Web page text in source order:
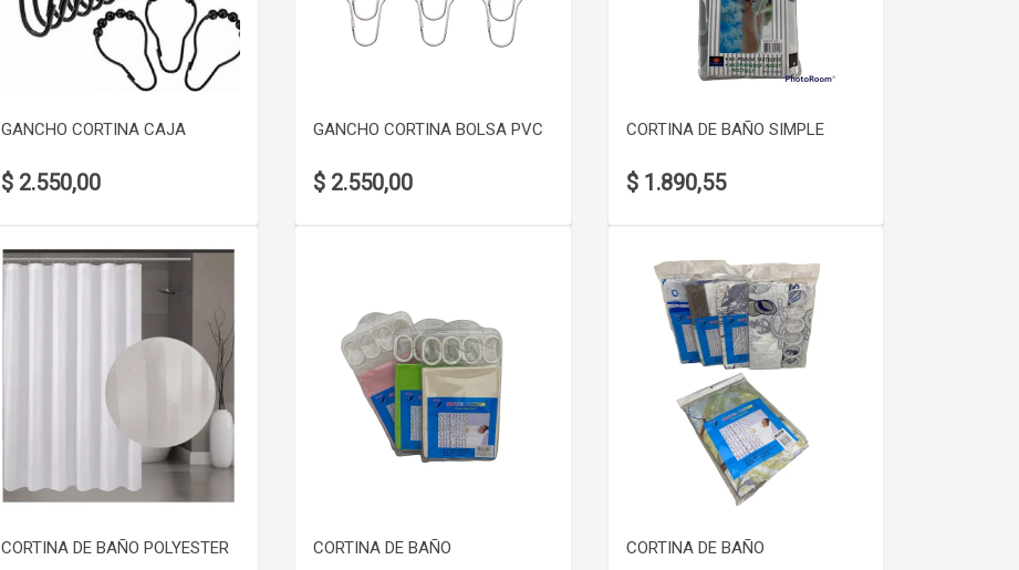
GANCHO CORTINA CAJA
$ 2.550,00
VER DETALLE
GANCHO CORTINA BOLSA PVC
$ 2.550,00
VER DETALLE
CORTINA DE BAÑO SIMPLE
$ 1.890,55
VER DETALLE
CORTINA DE BAÑO POLYESTER
VER DETALLE
CORTINA DE BAÑO
VER DETALLE
CORTINA DE BAÑO
VER DETALLE